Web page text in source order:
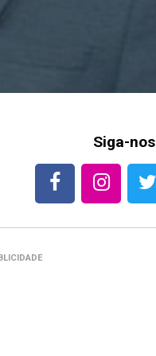
Siga-nos